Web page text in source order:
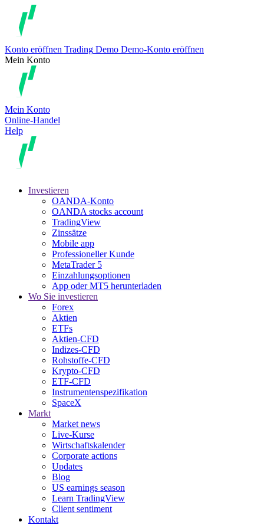
Konto eröffnen Trading Demo Demo-Konto eröffnen
Mein Konto
Mein Konto
Online-Handel
Help
Investieren
OANDA-Konto
OANDA stocks account
TradingView
Zinssätze
Mobile app
Professioneller Kunde
MetaTrader 5
Einzahlungsoptionen
App oder MT5 herunterladen
Wo Sie investieren
Forex
Aktien
ETFs
Aktien-CFD
Indizes-CFD
Rohstoffe-CFD
Krypto-CFD
ETF-CFD
Instrumentenspezifikation
SpaceX
Markt
Market news
Live-Kurse
Wirtschaftskalender
Corporate actions
Updates
Blog
US earnings season
Learn TradingView
Client sentiment
Kontakt